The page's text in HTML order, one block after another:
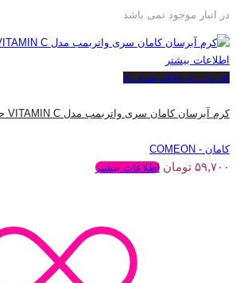
در انبار موجود نمی باشد
اطلاعات بیشتر
افزودن به علاقه مندی ها
کرم آبرسان کامان سری واتربمب مدل VITAMIN C حجم 200 میلی لیتر
کامان - COMEON
۵۹,۷۰۰ تومان اطلاعات بیشتر